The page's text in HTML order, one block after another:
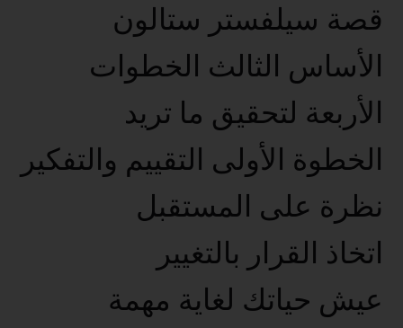
قصة سيلفستر ستالون
الأساس الثالث الخطوات
الأربعة لتحقيق ما تريد
الخطوة الأولى التقييم والتفكير
نظرة على المستقبل
اتخاذ القرار بالتغيير
عيش حياتك لغاية مهمة